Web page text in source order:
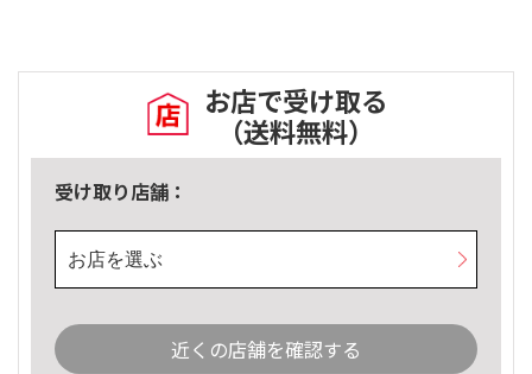
お店で受け取る
（送料無料）
受け取り店舗：
お店を選ぶ
近くの店舗を確認する